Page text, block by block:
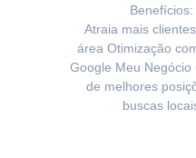
Benefícios:
Atraia mais
área Otimização
Google Meu Negócio
de melhores
buscas